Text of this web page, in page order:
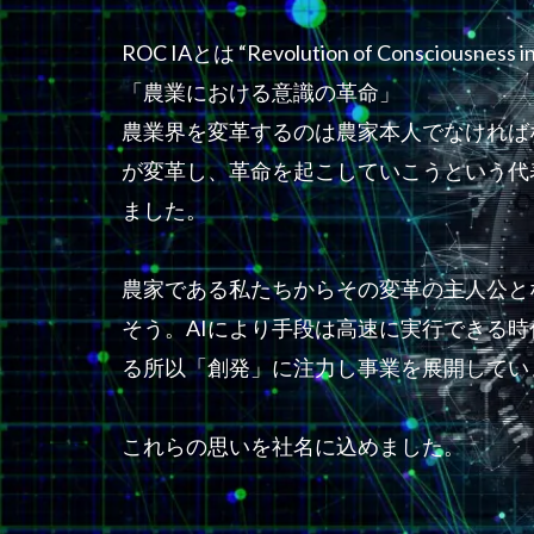
ROC IAとは “Revolution of Consciousness
「農業における意識の革命」
農業界を変革するのは農家本人でなけれ
が変革し、革命を起こしていこうという
ました。
農家である私たちからその変革の主人公
そう。AIにより手段は高速に実行できる
る所以「創発」に注力し事業を展開して
これらの思いを社名に込めました。